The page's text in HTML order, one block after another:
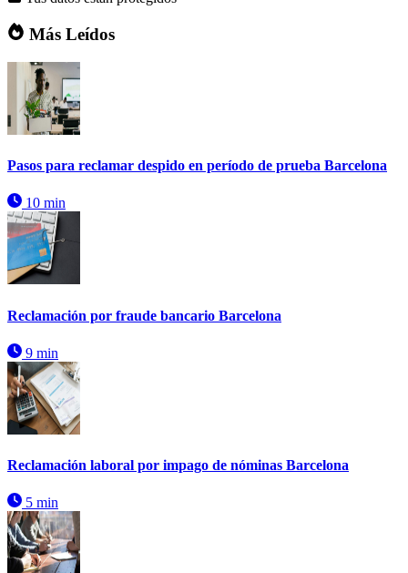
Más Leídos
Pasos para reclamar despido en período de prueba Barcelona
10 min
Reclamación por fraude bancario Barcelona
9 min
Reclamación laboral por impago de nóminas Barcelona
5 min